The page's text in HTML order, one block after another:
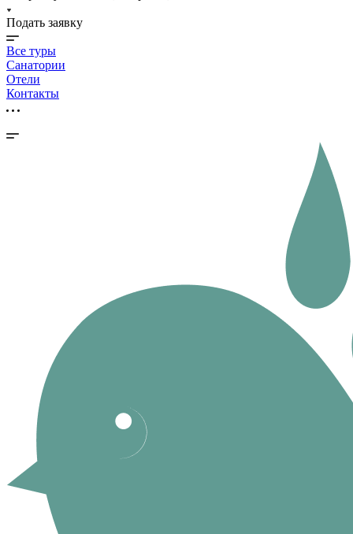
Подать заявку
Все туры
Санатории
Отели
Контакты